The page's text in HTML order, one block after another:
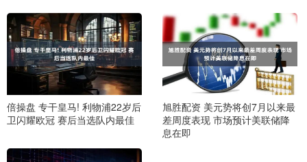
倍操盘 专干皇马! 利物浦22岁后
卫闪耀欧冠 赛后当选队内最佳
旭胜配资 美元势将创7月以来最
差周度表现 市场预计美联储降
息在即